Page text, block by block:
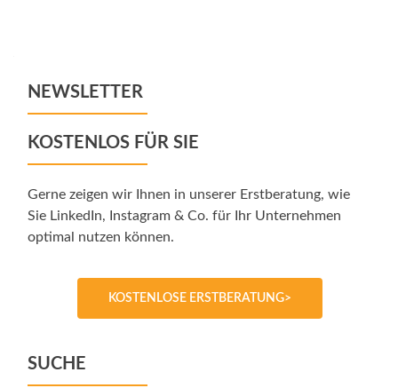
NEWSLETTER
KOSTENLOS FÜR SIE
Gerne zeigen wir Ihnen in unserer Erstberatung, wie
Sie LinkedIn, Instagram & Co. für Ihr Unternehmen
optimal nutzen können.
KOSTENLOSE ERSTBERATUNG>
SUCHE